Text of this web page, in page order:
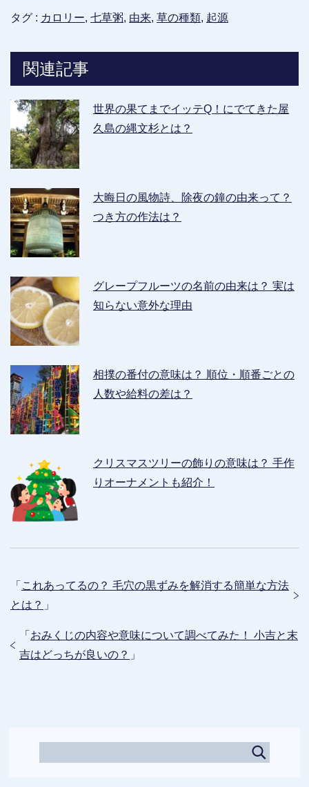
タグ : カロリー, 七草粥, 由来, 草の種類, 起源
関連記事
世界の果てまでイッテQ！にでてきた屋
久島の縄文杉とは？
大晦日の風物詩、除夜の鐘の由来って？
つき方の作法は？
グレープフルーツの名前の由来は？ 実は
知らない意外な理由
相撲の番付の意味は？ 順位・順番ごとの
人数や給料の差は？
クリスマスツリーの飾りの意味は？ 手作
りオーナメントも紹介！
「 これあってるの？ 毛穴の黒ずみを解消する簡単な方法
とは？ 」
「 おみくじの内容や意味について調べてみた！ 小吉と末
吉はどっちが良いの？ 」